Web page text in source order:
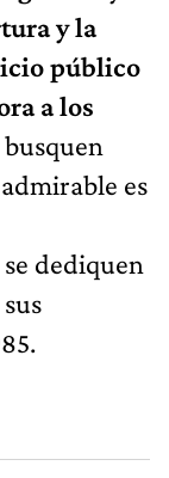
y la
público
a los
es
dediquen